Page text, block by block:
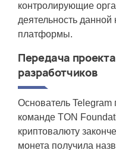
контролирующие
деятельность
платформы.
Передача
разработчиков
Основатель Telegram
команде TON
криптовалюту
монета получила